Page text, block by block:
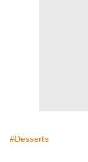
#Desserts